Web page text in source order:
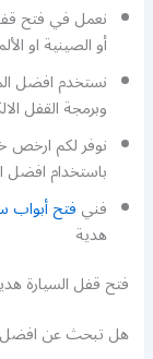
نعمل في فتح قفل
أو الصينية او
نستخدم افضل
وبرمجة القفل
نوفر لكم
باستخدام افضل
فنيفتح أبواب
هدية
فتح قفل السيارة
هل تبحث عن افضل